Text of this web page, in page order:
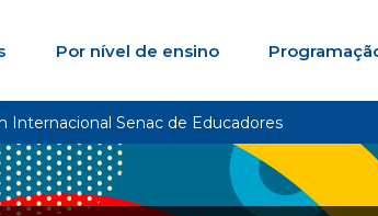
Por nível de ensino
Internacional Senac de Educadores